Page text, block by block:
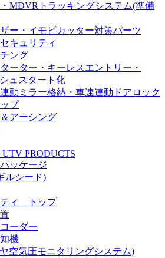
MDVRトラッキングシステム(準備
ー・イモビカッター対策パーツ
キュリティ
ング
ーター・キーレスエントリー・
ュスタート化
動ミラー格納・車速連動ドアロック
プ
アーシング
PRODUCTS
ッケージ
ルシード)
ティ トップ
ーダー
機
空気圧モニタリングシステム)